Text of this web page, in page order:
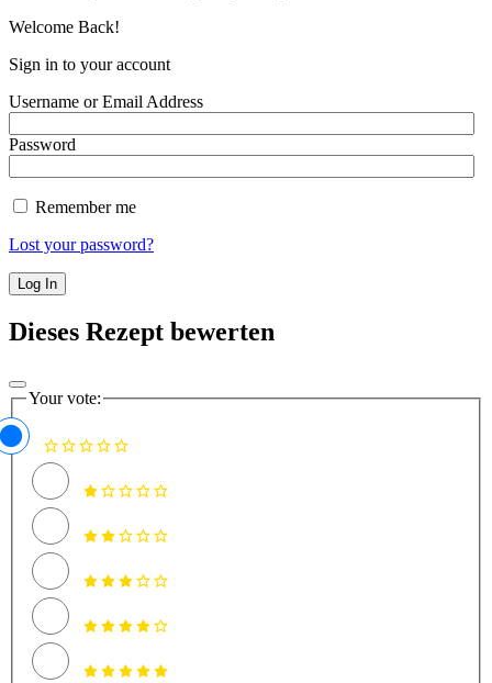
Welcome Back!
Sign in to your account
Username or Email Address
Password
Remember me
Lost your password?
Dieses Rezept bewerten
Your vote: